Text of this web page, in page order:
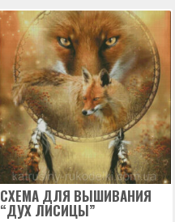
СХЕМА ДЛЯ ВЫШИВАНИЯ
“ДУХ ЛИСИЦЫ”